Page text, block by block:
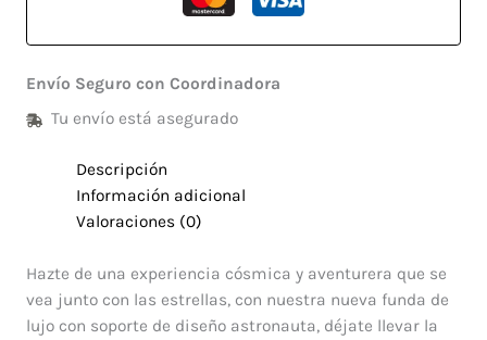
Envío Seguro con Coordinadora
Tu envío está asegurado
Descripción
Información adicional
Valoraciones (0)
Hazte de una experiencia cósmica y aventurera que se
vea junto con las estrellas, con nuestra nueva funda de
lujo con soporte de diseño astronauta, déjate llevar la